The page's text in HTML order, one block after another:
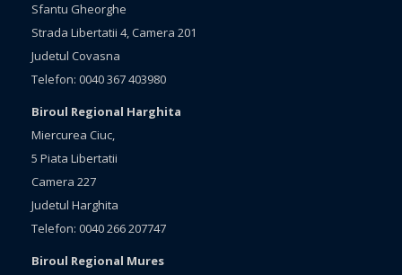
Sfantu Gheorghe
Strada Libertatii 4, Camera 201
Judetul Covasna
Telefon: 0040 367 403980
Biroul Regional Harghita
Miercurea Ciuc,
5 Piata Libertatii
Camera 227
Judetul Harghita
Telefon: 0040 266 207747
Biroul Regional Mures